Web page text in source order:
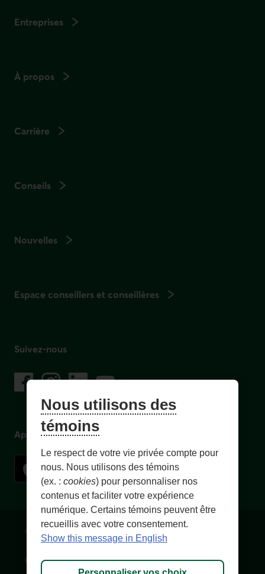
Entreprises
À propos
Carrière
Conseils
Nouvelles
Espace conseillers et conseillères
Suivez-nous
Facebook
– Lien externe au site. Cet hyperlien s'ouvrira dans une
Instagram
– Lien externe au site. Cet hyperlien s'ouvrira dans
LinkedIn
– Lien externe au site. Cet hyperlien
YouTube
– Lien externe au site. Cet hyperlien
Application mobile
Conditions d'utilisation et notes légales
Personnaliser les témoins Accessibilité Plan du site
Nous utilisons des
témoins
Le respect de votre vie privée compte pour
nous. Nous utilisons des témoins
(ex. : cookies) pour personnaliser nos
contenus et faciliter votre expérience
numérique. Certains témoins peuvent être
recueillis avec votre consentement.
Show this message in English